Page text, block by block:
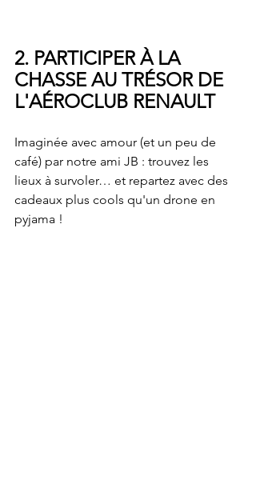
2. PARTICIPER À LA
CHASSE AU TRÉSOR DE
L'AÉROCLUB RENAULT
Imaginée avec amour (et un peu de
café) par notre ami JB : trouvez les
lieux à survoler… et repartez avec des
cadeaux plus cools qu'un drone en
pyjama !